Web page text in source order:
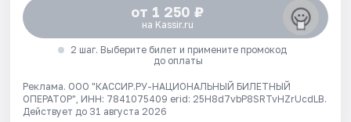
от 1 250 ₽
на Kassir.ru
2 шаг. Выберите билет и примените промокод
до оплаты
Реклама. ООО "КАССИР.РУ-НАЦИОНАЛЬНЫЙ БИЛЕТНЫЙ
ОПЕРАТОР", ИНН: 7841075409 erid: 25H8d7vbP8SRTvHZrUcdLB.
Действует до 31 августа 2026